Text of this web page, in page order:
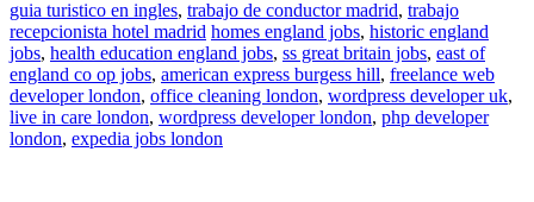
guia turistico en ingles, trabajo de conductor madrid, trabajo
recepcionista hotel madrid homes england jobs, historic england
jobs, health education england jobs, ss great britain jobs, east of
england co op jobs, american express burgess hill, freelance web
developer london, office cleaning london, wordpress developer uk,
live in care london, wordpress developer london, php developer
london, expedia jobs london